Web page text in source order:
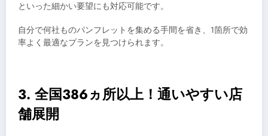
といった細かい要望にも対応可能です。
自分で何社ものパンフレットを集める手間を省き、1箇所で効
率よく最適なプランを見つけられます。
3. 全国386ヵ所以上！通いやすい店
舗展開